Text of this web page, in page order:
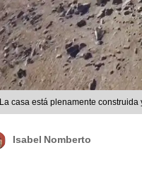
La casa está plenamente
Isabel Nomberto